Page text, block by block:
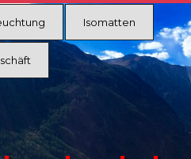
Isomatten